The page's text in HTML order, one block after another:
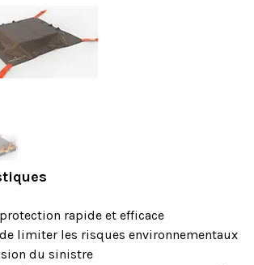
rapide et efficace
limiter les risques environnementaux
du sinistre